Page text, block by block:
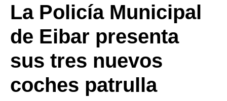
La Policía Municipal
de Eibar presenta
sus tres nuevos
coches patrulla